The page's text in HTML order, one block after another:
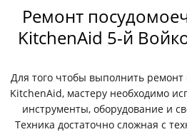
Ремонт
KitchenAid 5-й
Для того чтобы выполнить
KitchenAid, мастеру необходимо
инструменты, оборудование и
Техника достаточно сложная с